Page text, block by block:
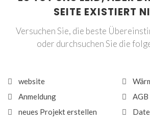
SEITE EXISTIERT
Versuchen Sie, die beste
oder durchsuchen Sie die
website
Anmeldung
neues Projekt erstellen
AGB